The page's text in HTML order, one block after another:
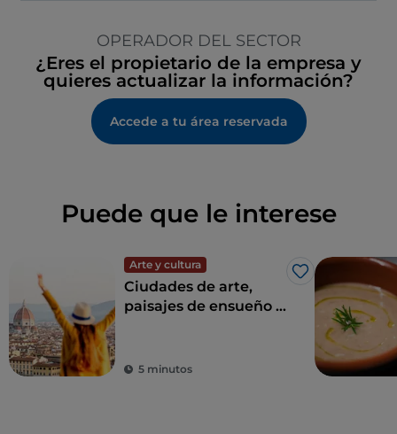
OPERADOR DEL SECTOR
¿Eres el propietario de la empresa y
quieres actualizar la información?
Accede a tu área reservada
Puede que le interese
Arte y cultura
Me gusta
Ciudades de arte,
paisajes de ensueño y
de todo turista
5 minutos